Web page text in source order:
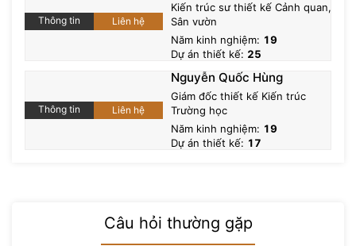
Thông tin Liên hệ
Kiến trúc sư thiết kế Cảnh quan,
Sân vườn
Năm kinh nghiệm: 19
Dự án thiết kế: 25
Thông tin Liên hệ
Nguyễn Quốc Hùng
Giám đốc thiết kế Kiến trúc
Trường học
Năm kinh nghiệm: 19
Dự án thiết kế: 17
Câu hỏi thường gặp